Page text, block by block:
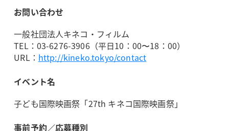
お問い合わせ
一般社団法人キネコ・フィルム
TEL：03-6276-3906（平日10：00〜18：00）
URL： http://kineko.tokyo/contact
イベント名
子ども国際映画祭「27th キネコ国際映画祭」
事前予約／応募種別